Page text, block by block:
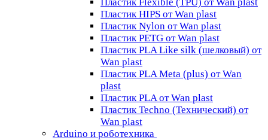
Пластик HIPS от Wan plast
Пластик Nylon от Wan plast
Пластик PETG от Wan plast
Пластик PLA Like silk (шелковый) от
Wan plast
Пластик PLA Meta (plus) от Wan
plast
Пластик PLA от Wan plast
Пластик Techno (Технический) от
Wan plast
Arduino и роботехника